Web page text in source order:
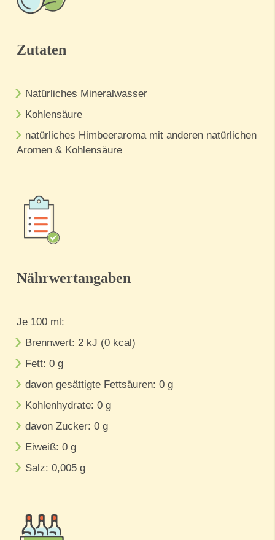
Zutaten
Natürliches Mineralwasser
Kohlensäure
natürliches Himbeeraroma mit anderen natürlichen
Aromen & Kohlensäure
Nährwertangaben
Je 100 ml:
Brennwert: 2 kJ (0 kcal)
Fett: 0 g
davon gesättigte Fettsäuren: 0 g
Kohlenhydrate: 0 g
davon Zucker: 0 g
Eiweiß: 0 g
Salz: 0,005 g